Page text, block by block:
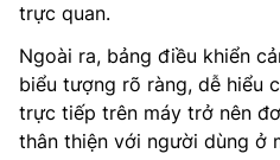
trực quan.
Ngoài ra, bảng điều khiển
biểu tượng rõ ràng, dễ hiểu
trực tiếp trên máy trở nên
thân thiện với người dùng ở